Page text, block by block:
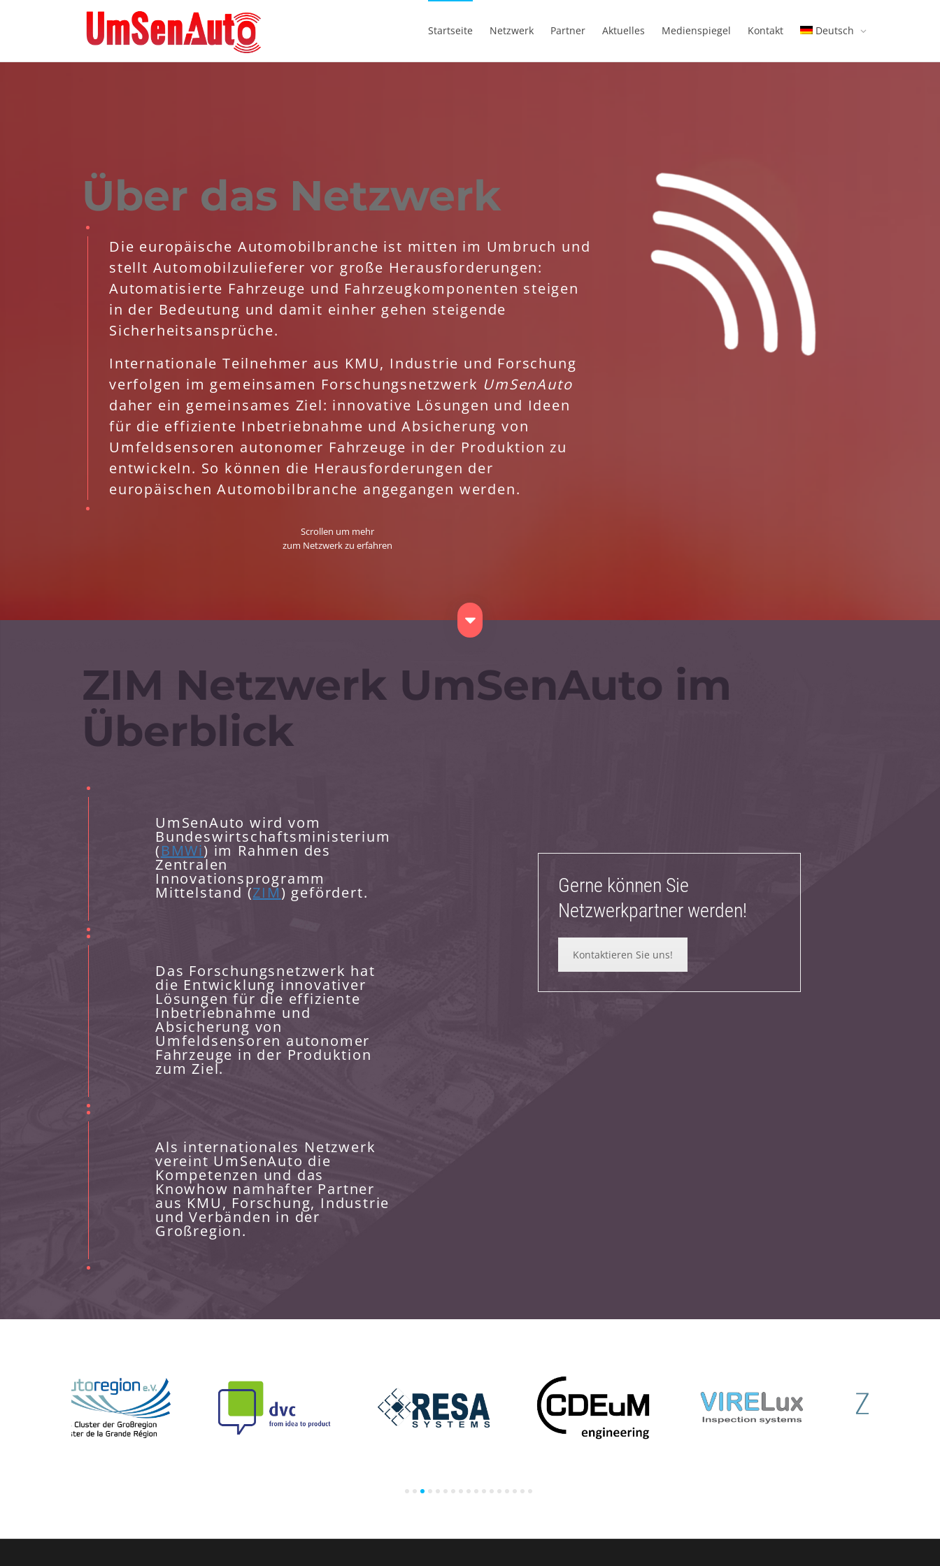
Startseite Netzwerk Partner Aktuelles Medienspiegel Kontakt Deutsch
Über das Netzwerk
Die europäische Automobilbranche ist mitten im Umbruch und
stellt Automobilzulieferer vor große Herausforderungen:
Automatisierte Fahrzeuge und Fahrzeugkomponenten steigen
in der Bedeutung und damit einher gehen steigende
Sicherheitsansprüche.
Internationale Teilnehmer aus KMU, Industrie und Forschung
verfolgen im gemeinsamen Forschungsnetzwerk UmSenAuto
daher ein gemeinsames Ziel: innovative Lösungen und Ideen
für die effiziente Inbetriebnahme und Absicherung von
Umfeldsensoren autonomer Fahrzeuge in der Produktion zu
entwickeln. So können die Herausforderungen der
europäischen Automobilbranche angegangen werden.
Scrollen um mehr
zum Netzwerk zu erfahren
ZIM Netzwerk UmSenAuto im
Überblick
UmSenAuto wird vom
Bundeswirtschaftsministerium
(BMWi) im Rahmen des
Zentralen
Innovationsprogramm
Mittelstand (ZIM) gefördert.
Das Forschungsnetzwerk hat
die Entwicklung innovativer
Lösungen für die effiziente
Inbetriebnahme und
Absicherung von
Umfeldsensoren autonomer
Fahrzeuge in der Produktion
zum Ziel.
Als internationales Netzwerk
vereint UmSenAuto die
Kompetenzen und das
Knowhow namhafter Partner
aus KMU, Forschung, Industrie
und Verbänden in der
Großregion.
Gerne können Sie
Netzwerkpartner werden!
Kontaktieren Sie uns!